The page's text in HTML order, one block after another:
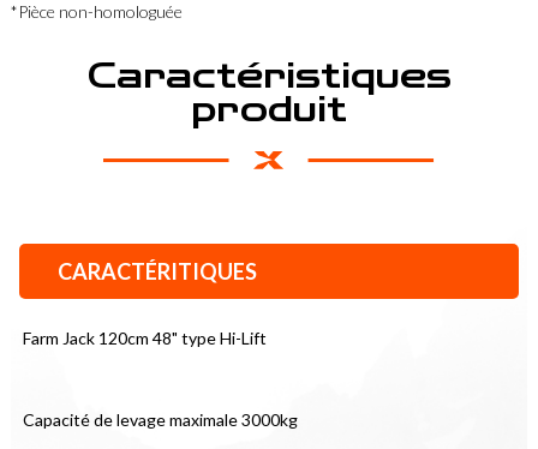
*Pièce non-homologuée
Caractéristiques
produit
CARACTÉRITIQUES
Farm Jack 120cm 48" type Hi-Lift
Capacité de levage maximale 3000kg